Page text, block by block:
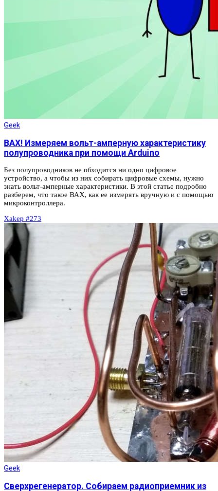
Geek
ВАХ! Измеряем вольт-амперную характеристику
полупроводника при помощи Arduino
Без полупроводников не обходится ни одно цифровое
устройство, а чтобы из них собирать цифровые схемы, нужно
знать вольт‑амперные характеристики. В этой статье подробно
разберем, что такое ВАХ, как ее измерять вручную и с помощью
микроконтроллера.
Xakep #273
Geek
Сверхрегенератор. Собираем радиоприемник из